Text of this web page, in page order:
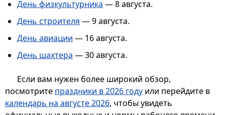
День физкультурника — 8 августа.
День строителя — 9 августа.
День авиации — 16 августа.
День шахтера — 30 августа.
Если вам нужен более широкий обзор,
посмотрите праздники в 2026 году или перейдите в
календарь на августе 2026, чтобы увидеть